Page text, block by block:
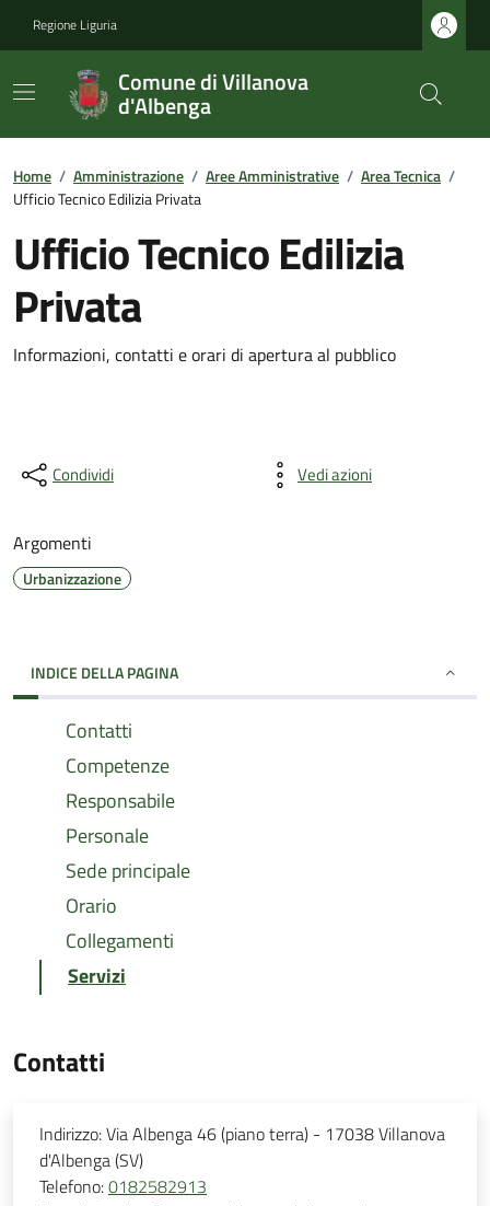
Regione Liguria
Comune di Villanova
d'Albenga
Home / Amministrazione / Aree Amministrative / Area Tecnica /
Ufficio Tecnico Edilizia Privata
Ufficio Tecnico Edilizia
Privata
Informazioni, contatti e orari di apertura al pubblico
Condividi Vedi azioni
Argomenti
Urbanizzazione
INDICE DELLA PAGINA
Contatti
Competenze
Responsabile
Personale
Sede principale
Orario
Collegamenti
Servizi
Contatti
Indirizzo:Via Albenga 46 (piano terra) - 17038 Villanova
d'Albenga (SV)
Telefono:0182582913